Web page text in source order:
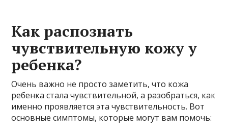
Как распознать
чувствительную кожу у
ребенка?
Очень важно не просто заметить, что кожа
ребенка стала чувствительной, а разобраться, как
именно проявляется эта чувствительность. Вот
основные симптомы, которые могут вам помочь: